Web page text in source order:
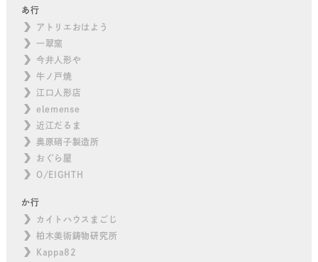
あ行
アトリエおはよう
一翠窯
今井人形や
牛ノ戸焼
江口人形店
elemense
近江だるま
奥原硝子製造所
おぐら屋
O/EIGHTH
か行
カイトハウスまごじ
柏木美術鋳物研究所
Kappa82